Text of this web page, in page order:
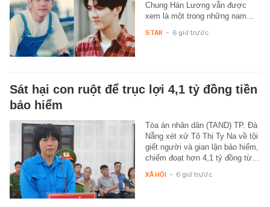
Chung Hán Lương vẫn được
xem là một trong những nam…
STAR - 6 giờ trước
Sát hại con ruột để trục lợi 4,1 tỷ đồng tiền
bảo hiểm
Tòa án nhân dân (TAND) TP. Đà
Nẵng xét xử Tô Thị Ty Na về tội
giết người và gian lận bảo hiểm,
chiếm đoạt hơn 4,1 tỷ đồng từ…
XÃ HỘI - 6 giờ trước